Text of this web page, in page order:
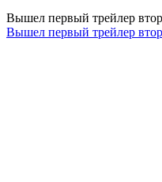
Вышел первый трейлер
Вышел первый трейлер